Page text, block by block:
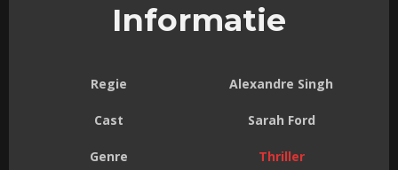
Informatie
Regie Alexandre Singh
Cast Sarah Ford
Genre Thriller